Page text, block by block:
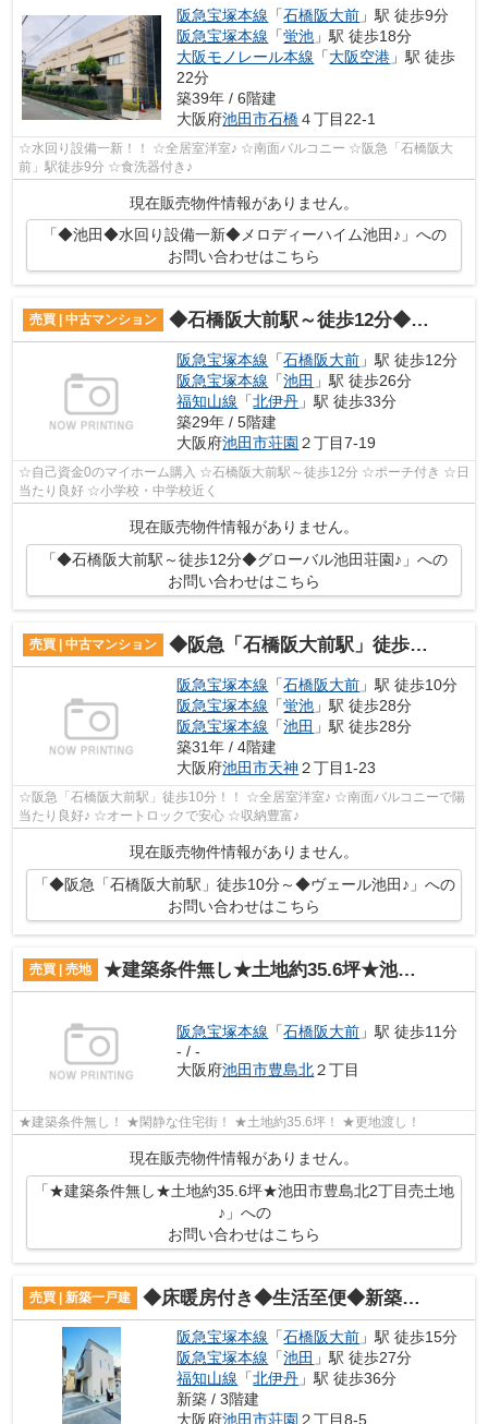
阪急宝塚本線 「石橋阪大前 」駅 徒歩9分
阪急宝塚本線 「蛍池 」駅 徒歩18分
大阪モノレール本線 「大阪空港 」駅 徒歩
22分
築39年 / 6階建
大阪府池田市石橋４丁目22-1
☆水回り設備一新！！ ☆全居室洋室♪ ☆南面バルコニー ☆阪急「石橋阪大
前」駅徒歩9分 ☆食洗器付き♪
現在販売物件情報がありません。
「◆池田◆水回り設備一新◆メロディーハイム池田♪」への
お問い合わせはこちら
売買 | 中古マンション ◆石橋阪大前駅～徒歩12分◆グローバル池田荘園♪
阪急宝塚本線 「石橋阪大前 」駅 徒歩12分
阪急宝塚本線 「池田 」駅 徒歩26分
福知山線 「北伊丹 」駅 徒歩33分
築29年 / 5階建
大阪府池田市荘園 ２丁目7-19
☆自己資金0のマイホーム購入 ☆石橋阪大前駅～徒歩12分 ☆ポーチ付き ☆日
当たり良好 ☆小学校・中学校近く
現在販売物件情報がありません。
「◆石橋阪大前駅～徒歩12分◆グローバル池田荘園♪」への
お問い合わせはこちら
売買 | 中古マンション ◆阪急「石橋阪大前駅」徒歩10分～◆ヴェール池田♪
阪急宝塚本線 「石橋阪大前 」駅 徒歩10分
阪急宝塚本線 「蛍池 」駅 徒歩28分
阪急宝塚本線 「池田 」駅 徒歩28分
築31年 / 4階建
大阪府池田市天神 ２丁目1-23
☆阪急「石橋阪大前駅」徒歩10分！！ ☆全居室洋室♪ ☆南面バルコニーで陽
当たり良好♪ ☆オートロックで安心 ☆収納豊富♪
現在販売物件情報がありません。
「◆阪急「石橋阪大前駅」徒歩10分～◆ヴェール池田♪」への
お問い合わせはこちら
売買 | 売地 ★建築条件無し★土地約35.6坪★池田市豊島北2丁目売土地♪
阪急宝塚本線 「石橋阪大前 」駅 徒歩11分
- / -
大阪府池田市豊島北２丁目
★建築条件無し！ ★閑静な住宅街！ ★土地約35.6坪！ ★更地渡し！
現在販売物件情報がありません。
「★建築条件無し★土地約35.6坪★池田市豊島北2丁目売土地
♪」への
お問い合わせはこちら
売買 | 新築一戸建 ◆床暖房付き◆生活至便◆新築戸建◆荘園2丁目♪
阪急宝塚本線 「石橋阪大前 」駅 徒歩15分
阪急宝塚本線 「池田 」駅 徒歩27分
福知山線 「北伊丹 」駅 徒歩36分
新築 / 3階建
大阪府池田市荘園 ２丁目8-5